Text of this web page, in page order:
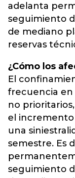
adelanta
seguimiento
de mediano
reservas
¿Cómo los
El
frecuencia en
no
el
una
semestre. Es
seguimiento